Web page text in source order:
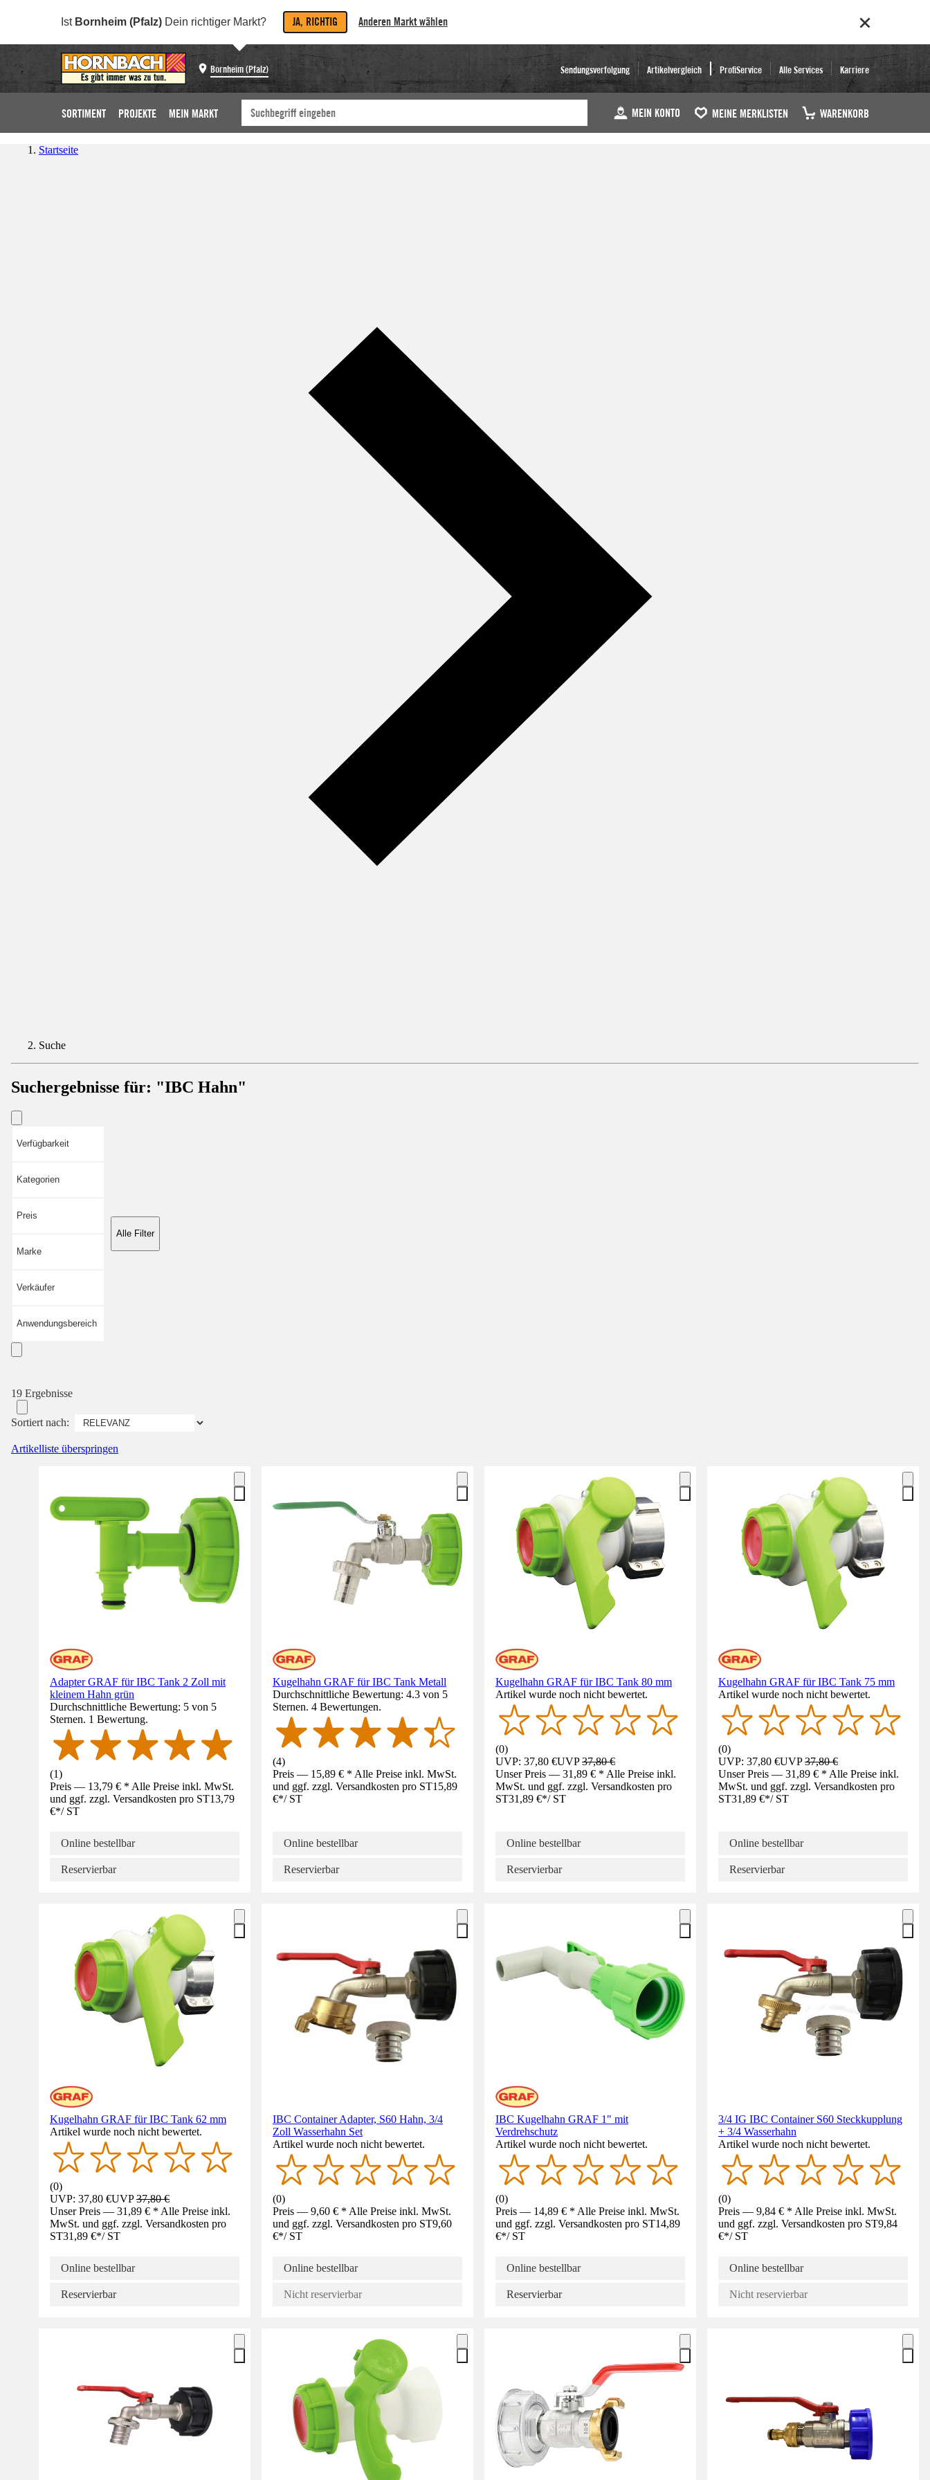
Ist Bornheim (Pfalz) Dein richtiger Markt? JA, RICHTIG Anderen Markt wählen
Bornheim (Pfalz) Sendungsverfolgung Artikelvergleich ProfiService Alle Services Karriere
SORTIMENT PROJEKTE MEIN MARKT MEIN KONTO MEINE MERKLISTEN WARENKORB
Startseite
Suche
Suchergebnisse für: "IBC Hahn"
Verfügbarkeit
Kategorien
Preis
Marke
Verkäufer
Anwendungsbereich
Alle Filter
19 Ergebnisse
Sortiert nach:
Artikelliste überspringen
Adapter GRAF für IBC Tank 2 Zoll mit
kleinem Hahn grün
Durchschnittliche Bewertung: 5 von 5
Sternen. 1 Bewertung.
(1)
Preis — 13,79 € * Alle Preise inkl. MwSt.
und ggf. zzgl. Versandkosten pro ST13,79
€*/ ST
Online bestellbar
Reservierbar
Kugelhahn GRAF für IBC Tank Metall
Durchschnittliche Bewertung: 4.3 von 5
Sternen. 4 Bewertungen.
(4)
Preis — 15,89 € * Alle Preise inkl. MwSt.
und ggf. zzgl. Versandkosten pro ST15,89
€*/ ST
Online bestellbar
Reservierbar
Kugelhahn GRAF für IBC Tank 80 mm
Artikel wurde noch nicht bewertet.
(0)
UVP: 37,80 €UVP37,80 €
Unser Preis — 31,89 € * Alle Preise inkl.
MwSt. und ggf. zzgl. Versandkosten pro
ST31,89 €*/ ST
Online bestellbar
Reservierbar
Kugelhahn GRAF für IBC Tank 75 mm
Artikel wurde noch nicht bewertet.
(0)
UVP: 37,80 €UVP37,80 €
Unser Preis — 31,89 € * Alle Preise inkl.
MwSt. und ggf. zzgl. Versandkosten pro
ST31,89 €*/ ST
Online bestellbar
Reservierbar
Kugelhahn GRAF für IBC Tank 62 mm
Artikel wurde noch nicht bewertet.
(0)
UVP: 37,80 €UVP37,80 €
Unser Preis — 31,89 € * Alle Preise inkl.
MwSt. und ggf. zzgl. Versandkosten pro
ST31,89 €*/ ST
Online bestellbar
Reservierbar
IBC Container Adapter, S60 Hahn, 3/4
Zoll Wasserhahn Set
Artikel wurde noch nicht bewertet.
(0)
Preis — 9,60 € * Alle Preise inkl. MwSt.
und ggf. zzgl. Versandkosten pro ST9,60
€*/ ST
Online bestellbar
Nicht reservierbar
IBC Kugelhahn GRAF 1" mit
Verdrehschutz
Artikel wurde noch nicht bewertet.
(0)
Preis — 14,89 € * Alle Preise inkl. MwSt.
und ggf. zzgl. Versandkosten pro ST14,89
€*/ ST
Online bestellbar
Reservierbar
3/4 IG IBC Container S60 Steckkupplung
+ 3/4 Wasserhahn
Artikel wurde noch nicht bewertet.
(0)
Preis — 9,84 € * Alle Preise inkl. MwSt.
und ggf. zzgl. Versandkosten pro ST9,84
€*/ ST
Online bestellbar
Nicht reservierbar